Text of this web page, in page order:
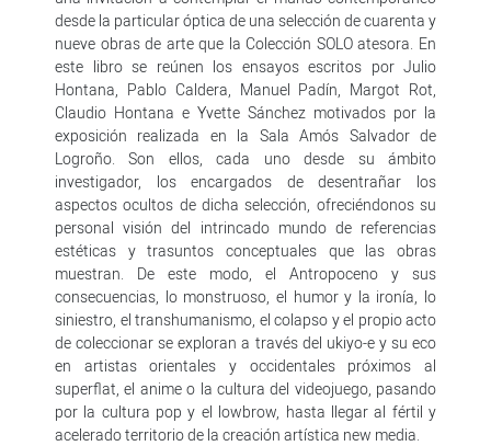
desde la particular óptica de una selección de cuarenta y
nueve obras de arte que la Colección SOLO atesora. En
este libro se reúnen los ensayos escritos por Julio
Hontana, Pablo Caldera, Manuel Padín, Margot Rot,
Claudio Hontana e Yvette Sánchez motivados por la
exposición realizada en la Sala Amós Salvador de
Logroño. Son ellos, cada uno desde su ámbito
investigador, los encargados de desentrañar los
aspectos ocultos de dicha selección, ofreciéndonos su
personal visión del intrincado mundo de referencias
estéticas y trasuntos conceptuales que las obras
muestran. De este modo, el Antropoceno y sus
consecuencias, lo monstruoso, el humor y la ironía, lo
siniestro, el transhumanismo, el colapso y el propio acto
de coleccionar se exploran a través del ukiyo-e y su eco
en artistas orientales y occidentales próximos al
superflat, el anime o la cultura del videojuego, pasando
por la cultura pop y el lowbrow, hasta llegar al fértil y
acelerado territorio de la creación artística new media.